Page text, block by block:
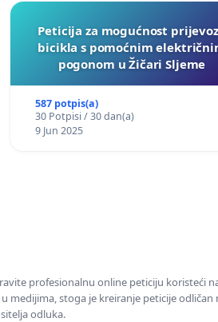
Peticija za mogućnost
bicikla s pomoćnim
pogonom u Žičari Sljeme
587 potpis(a)
30 Potpisi / 30 dan(a)
9 Jun 2025
profesionalnu online peticiju koristeći
medijima, stoga je kreiranje peticije odličan
odluka.